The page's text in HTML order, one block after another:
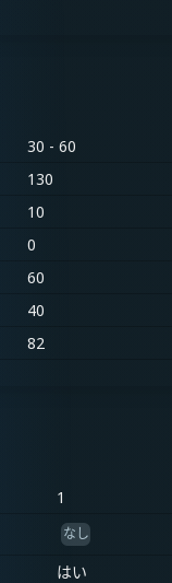
30 - 60
130
10
0
60
40
82
1
なし
はい